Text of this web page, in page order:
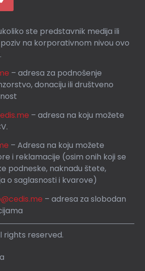
ste predstavnik medija ili
na korporativnom nivou ovo
–adresa za podnošenje
donaciju ili društveno
– adresa na koju možete
– Adresa na koju možete
i reklamacije (osim onih koji se
podneske, naknadu štete,
o saglasnosti i kvarove)
– adresa za slobodan
rights reserved.